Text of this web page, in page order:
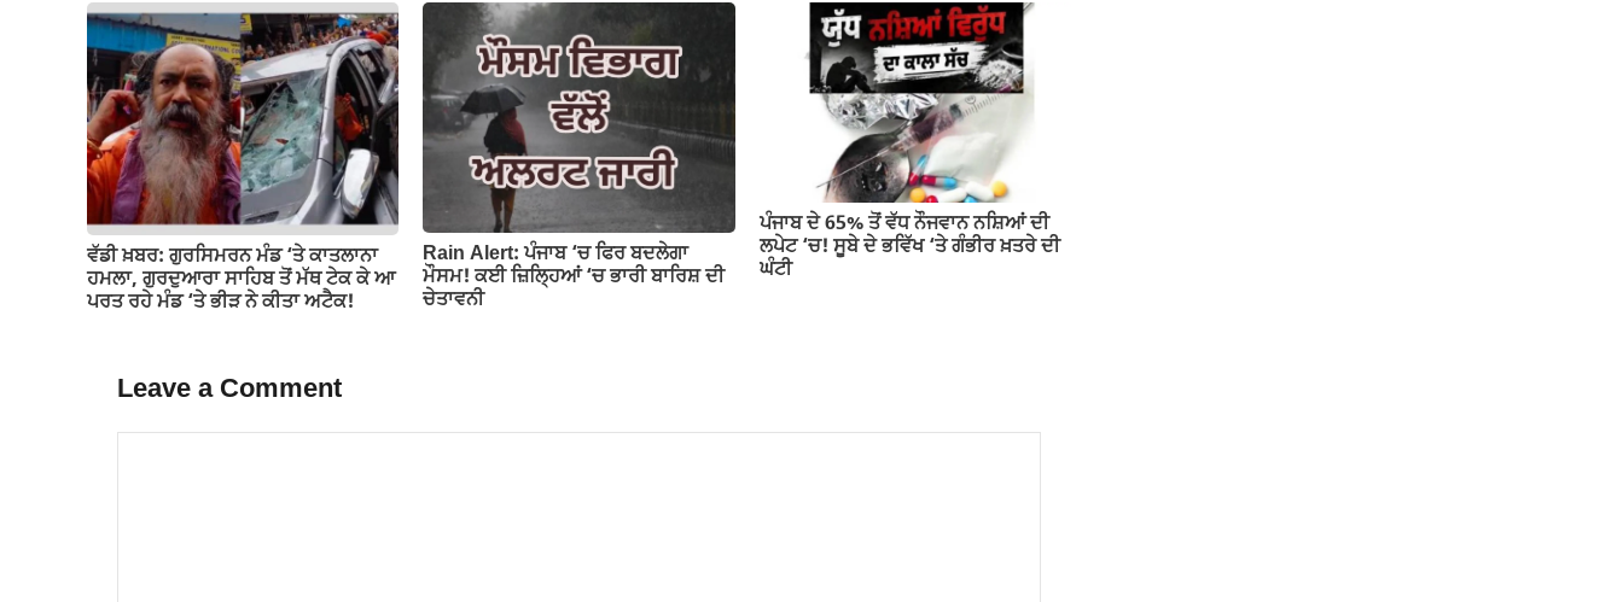
ਵੱਡੀ ਖ਼ਬਰ: ਗੁਰਸਿਮਰਨ ਮੰਡ ‘ਤੇ ਕਾਤਲਾਨਾ
ਹਮਲਾ, ਗੁਰਦੁਆਰਾ ਸਾਹਿਬ ਤੋਂ ਮੱਥ ਟੇਕ ਕੇ ਆ
ਪਰਤ ਰਹੇ ਮੰਡ ‘ਤੇ ਭੀੜ ਨੇ ਕੀਤਾ ਅਟੈਕ!
Rain Alert: ਪੰਜਾਬ ‘ਚ ਫਿਰ ਬਦਲੇਗਾ
ਮੌਸਮ! ਕਈ ਜ਼ਿਲ੍ਹਿਆਂ ‘ਚ ਭਾਰੀ ਬਾਰਿਸ਼ ਦੀ
ਚੇਤਾਵਨੀ
ਪੰਜਾਬ ਦੇ 65% ਤੋਂ ਵੱਧ ਨੌਜਵਾਨ ਨਸ਼ਿਆਂ ਦੀ
ਲਪੇਟ ‘ਚ! ਸੂਬੇ ਦੇ ਭਵਿੱਖ ‘ਤੇ ਗੰਭੀਰ ਖ਼ਤਰੇ ਦੀ
ਘੰਟੀ
Leave a Comment